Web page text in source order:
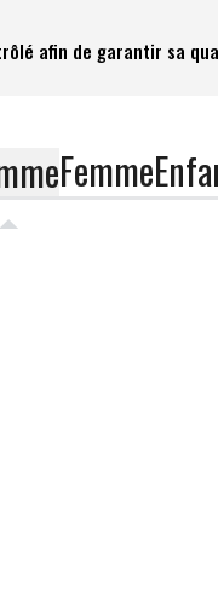
afin de garantir sa
Femme